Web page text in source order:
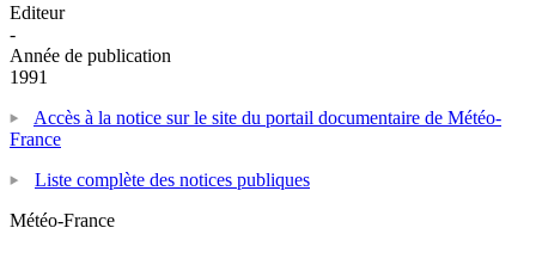
Editeur
-
Année de publication
1991
Accès à la notice sur le site du portail documentaire de Météo-
France
Liste complète des notices publiques
Météo-France